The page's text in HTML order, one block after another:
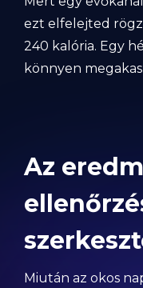
ezt elfelejted
240 kalória. Egy
könnyen
Az
Miután az okos